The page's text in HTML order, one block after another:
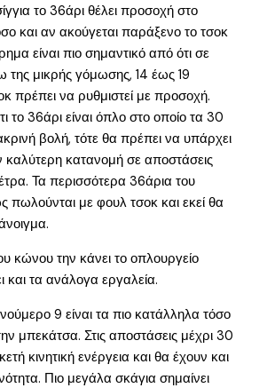
το 36άρι θέλει προσοχή στο
και αν ακούγεται παράξενο το τσοκ
είναι πιο σημαντικό από ότι σε
της μικρής γόμωσης, 14 έως 19
πρέπει να ρυθμιστεί με προσοχή.
το 36άρι είναι όπλο στο οποίο τα 30
βολή, τότε θα πρέπει να υπάρχει
καλύτερη κατανομή σε αποστάσεις
Τα περισσότερα 36άρια του
πωλούνται με φουλ τσοκ και εκεί θα
κώνου την κάνει το οπλουργείο
και τα ανάλογα εργαλεία.
9 είναι τα πιο κατάλληλα τόσο
μπεκάτσα. Στις αποστάσεις μέχρι 30
κινητική ενέργεια και θα έχουν και
Πιο μεγάλα σκάγια σημαίνει